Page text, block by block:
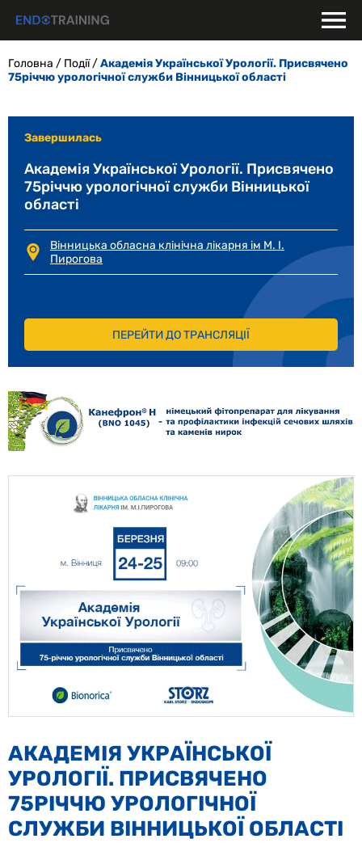
Головна / Події/Академія Української Урології. Присвячено
75річчю урологічної служби Вінницької області
АКАДЕМІЯ УКРАЇНСЬКОЇ
УРОЛОГІЇ. ПРИСВЯЧЕНО
75РІЧЧЮ УРОЛОГІЧНОЇ
СЛУЖБИ ВІННИЦЬКОЇ ОБЛАСТІ
Завершилась
Академія Української Урології. Присвячено
75річчю урологічної служби Вінницької
області
Вінницька обласна клінічна лікарня ім М. І.
Пирогова
ПЕРЕЙТИ ДО ТРАНСЛЯЦІЇ